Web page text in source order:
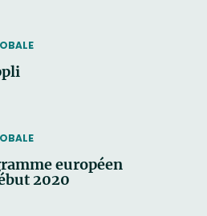
européen
2020